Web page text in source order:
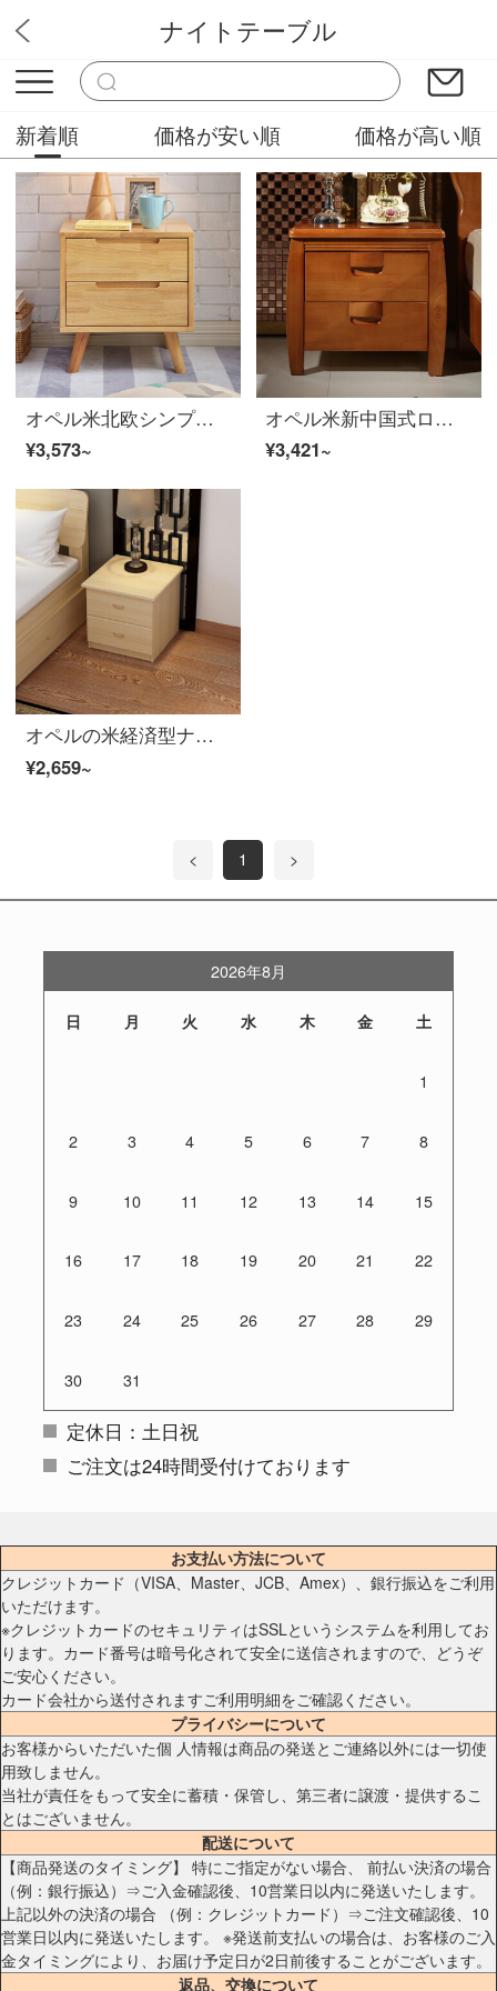
オフィス家具専門店
ナイトテーブル
新着順 価格が安い順 価格が高い順
オペル米北欧シンプルベッドサイドキャビネット多機能ロッカー
¥3,573~
オペル米新中国式ロッカー大腹婆款ナテブル
¥3,421~
オペルの米経済型ナイト・テル・シンプルで現代的な簡易ロッカー
¥2,659~
< 1 >
2026年8月
日 月 火 水 木 金 土
1
2 3 4 5 6 7 8
9 10 11 12 13 14 15
16 17 18 19 20 21 22
23 24 25 26 27 28 29
30 31
定休日：土日祝
ご注文は24時間受付けております
お支払い方法について
クレジットカード（VISA、Master、JCB、Amex）、銀行振込をご利用
いただけます。
※クレジットカードのセキュリティはSSLというシステムを利用してお
ります。カード番号は暗号化されて安全に送信されますので、どうぞ
ご安心ください。
カード会社から送付されますご利用明細をご確認ください。
プライバシーについて
お客様からいただいた個 人情報は商品の発送とご連絡以外には一切使
用致しません。
当社が責任をもって安全に蓄積・保管し、第三者に譲渡・提供するこ
とはございません。
配送について
【商品発送のタイミング】 特にご指定がない場合、 前払い決済の場合
（例：銀行振込）⇒ご入金確認後、10営業日以内に発送いたします。
上記以外の決済の場合 （例：クレジットカード）⇒ご注文確認後、10
営業日以内に発送いたします。 ※発送前支払いの場合は、お客様のご入
金タイミングにより、お届け予定日が2日前後することがございます。
返品、交換について